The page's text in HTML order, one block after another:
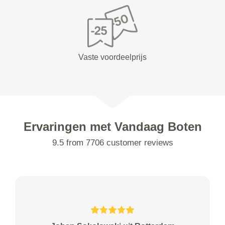
Vaste voordeelprijs
Ervaringen met Vandaag Boten
9.5 from 7706 customer reviews